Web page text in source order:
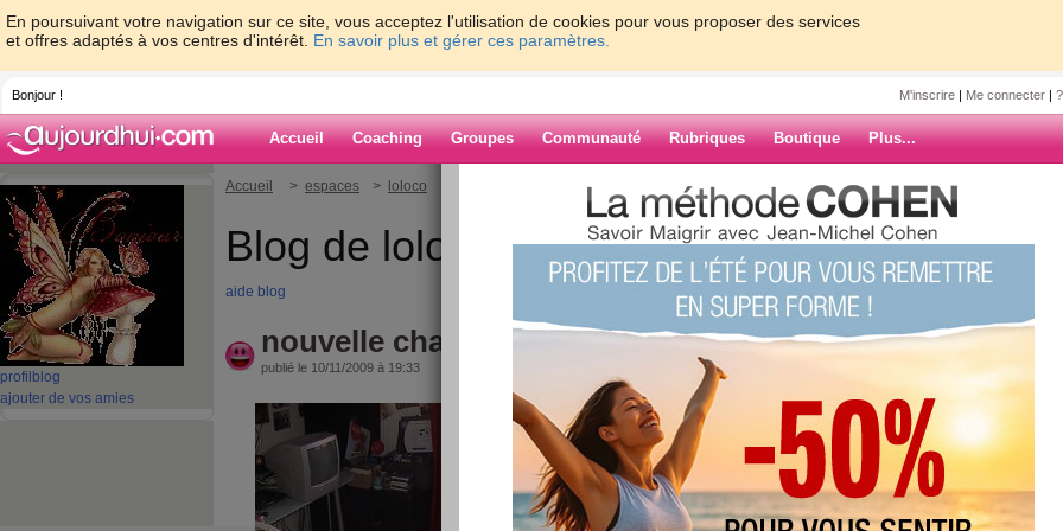
En poursuivant votre navigation sur ce site, vous acceptez l'utilisation de cookies pour vous proposer des services
et offres adaptés à vos centres d'intérêt. En savoir plus et gérer ces paramètres.
Bonjour ! M'inscrire | Me connecter |
Accueil Coaching Groupes Communauté Rubriques Boutique Plus...
profil blog
ajouter de vos amies
Accueil > espaces > loloco
Blog de loloco
aide blog
nouvelle chambre
publié le 10/11/2009 à 19:33
ARCHIVES